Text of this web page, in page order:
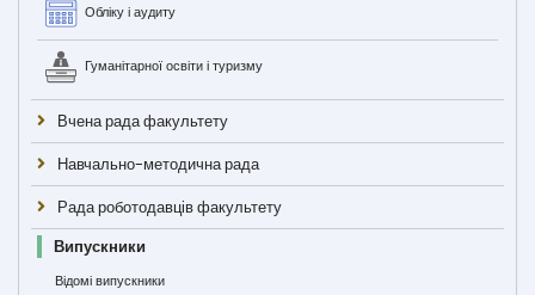
Обліку і аудиту
Гуманітарної освіти і туризму
Вчена рада факультету
Навчально-методична рада
Рада роботодавців факультету
Випускники
Відомі випускники